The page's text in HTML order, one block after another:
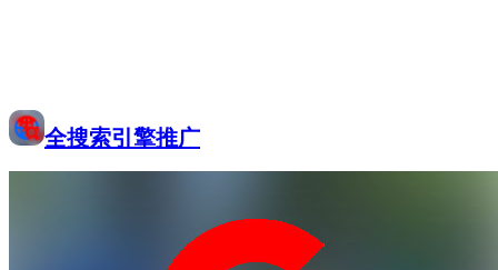
全搜索引擎推广